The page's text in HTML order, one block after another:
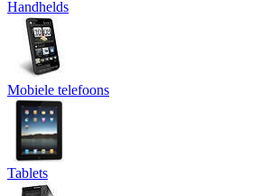
Handhelds
Mobiele telefoons
Tablets